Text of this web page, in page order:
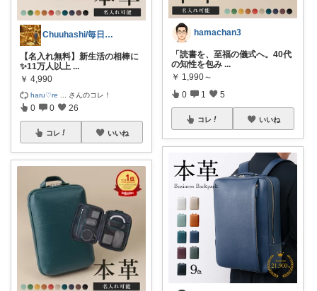
Chuuhashi/毎日をちょっと贅沢に
【名入れ無料】新生活の相棒に
✨11万人以上 ...
￥ 4,990
haru♡re さんのコレ！
0 0 26
コレ いいね
hamachan3
「読書を、至福の儀式へ。40代
の知性を包み ...
￥ 1,990～
0 1 5
コレ いいね